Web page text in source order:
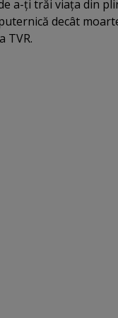
a-ţi trăi viaţa din
decât
TVR.